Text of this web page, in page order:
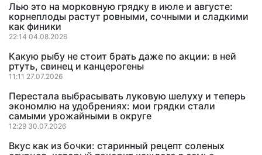
Лью это на морковную грядку в июле и августе:
корнеплоды растут ровными, сочными и сладкими
как финики
22:14 04.08.2026
Какую рыбу не стоит брать даже по акции: в ней
ртуть, свинец и канцерогены
11:11 27.07.2026
Перестала выбрасывать луковую шелуху и теперь
экономлю на удобрениях: мои грядки стали
самыми урожайными в округе
12:29 30.07.2026
Вкус как из бочки: старинный рецепт соленых